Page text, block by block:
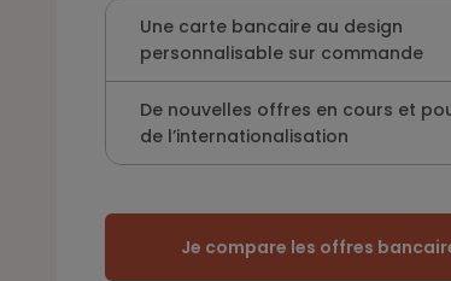
Une carte bancaire au design
personnalisable sur commande
De nouvelles offres en cours et
de l’internationalisation
Je compare les offres